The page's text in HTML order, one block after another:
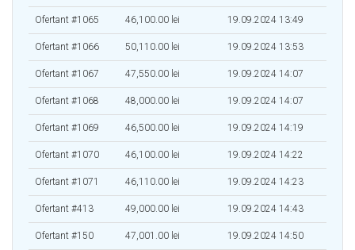
Ofertant #1065 46,100.00 lei 19.09.2024 13:49
Ofertant #1066 50,110.00 lei 19.09.2024 13:53
Ofertant #1067 47,550.00 lei 19.09.2024 14:07
Ofertant #1068 48,000.00 lei 19.09.2024 14:07
Ofertant #1069 46,500.00 lei 19.09.2024 14:19
Ofertant #1070 46,100.00 lei 19.09.2024 14:22
Ofertant #1071 46,110.00 lei 19.09.2024 14:23
Ofertant #413 49,000.00 lei 19.09.2024 14:43
Ofertant #150 47,001.00 lei 19.09.2024 14:50